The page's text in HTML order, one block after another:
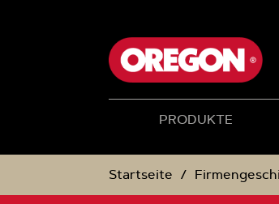
PRODUKTE
Startseite